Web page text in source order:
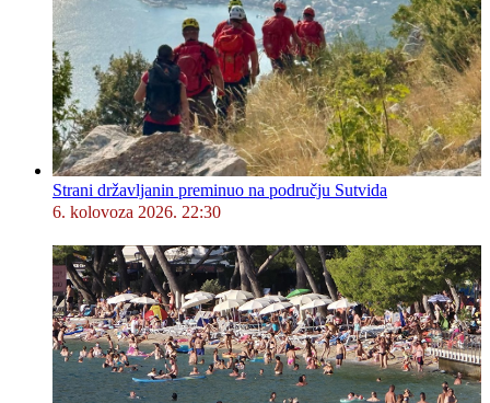
Strani državljanin preminuo na području Sutvida
6. kolovoza 2026. 22:30